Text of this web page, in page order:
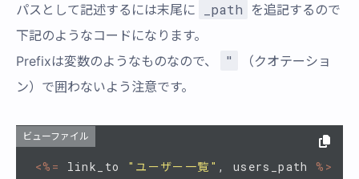
パスとして記述するには末尾に _path
を追記するので
下記のようなコードになります。
Prefixは変数のようなものなので、
"
（クオテーショ
ン）で囲わないよう注意です。
ビューファイル
<%= link_to "ユーザー一覧" , users_path %>